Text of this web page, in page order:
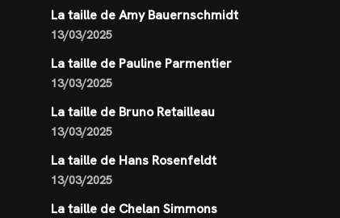
La taille de Amy Bauernschmidt
13/03/2025
La taille de Pauline Parmentier
13/03/2025
La taille de Bruno Retailleau
13/03/2025
La taille de Hans Rosenfeldt
13/03/2025
La taille de Chelan Simmons